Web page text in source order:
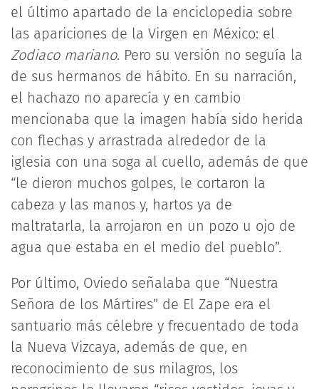
el último apartado de la enciclopedia sobre
las apariciones de la Virgen en México: el
Zodiaco mariano. Pero su versión no seguía la
de sus hermanos de hábito. En su narración,
el hachazo no aparecía y en cambio
mencionaba que la imagen había sido herida
con flechas y arrastrada alrededor de la
iglesia con una soga al cuello, además de que
“le dieron muchos golpes, le cortaron la
cabeza y las manos y, hartos ya de
maltratarla, la arrojaron en un pozo u ojo de
agua que estaba en el medio del pueblo”.
Por último, Oviedo señalaba que “Nuestra
Señora de los Mártires” de El Zape era el
santuario más célebre y frecuentado de toda
la Nueva Vizcaya, además de que, en
reconocimiento de sus milagros, los